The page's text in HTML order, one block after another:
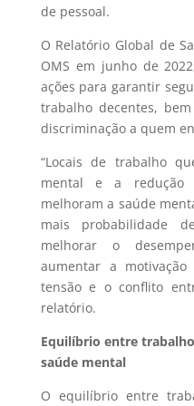
de pessoal.
O Relatório Global de
OMS em junho de
ações para garantir
trabalho decentes,
discriminação a quem
“Locais de trabalho
mental e a redução
melhoram a saúde
mais probabilidade
melhorar o
aumentar a
tensão e o conflito
relatório.
Equilíbrio entre
saúde mental
O equilíbrio entre